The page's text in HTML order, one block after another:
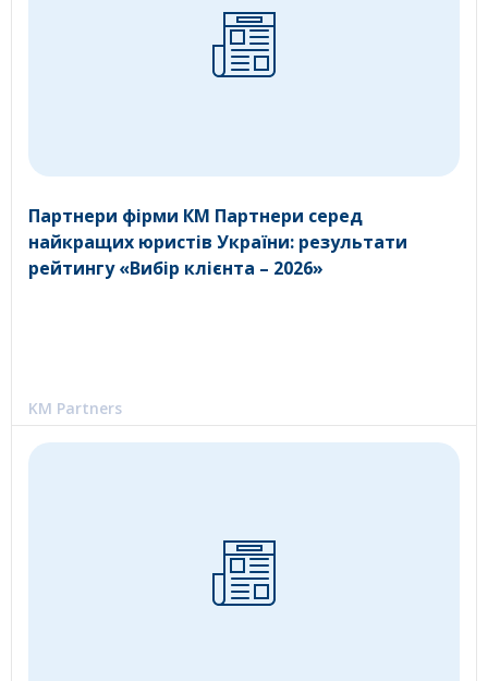
Партнери фірми КМ Партнери серед
найкращих юристів України: результати
рейтингу «Вибір клієнта – 2026»
KM Partners